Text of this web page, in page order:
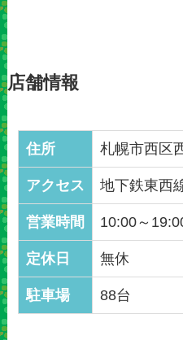
店舗情報
住所 札幌市西区
アクセス 地下鉄東西
営業時間 10:00～
定休日 無休
駐車場 88台